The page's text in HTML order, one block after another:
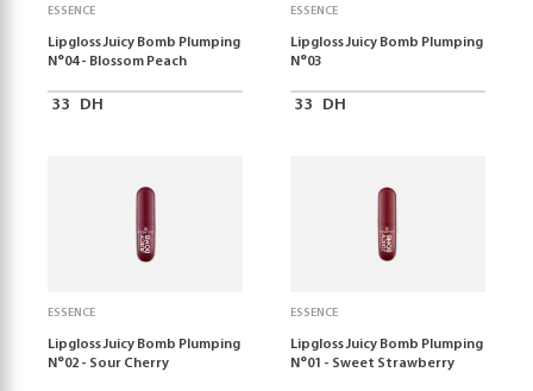
ESSENCE
Lipgloss Juicy Bomb Plumping
N°04 - Blossom Peach
33 DH
ESSENCE
Lipgloss Juicy Bomb Plumping
N°03
33 DH
ESSENCE
Lipgloss Juicy Bomb Plumping
N°02 - Sour Cherry
ESSENCE
Lipgloss Juicy Bomb Plumping
N°01 - Sweet Strawberry